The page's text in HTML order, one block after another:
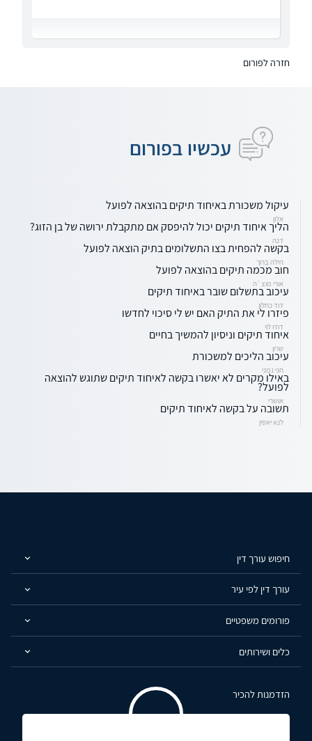
חזרה לפורום
עכשיו בפורום
עיקול משכורת באיחוד תיקים בהוצאה לפועל
אלון
הליך איחוד תיקים יכול להיפסק אם מתקבלת ירושה של בן הזוג?
דנה
בקשה להפחית בצו התשלומים בתיק הוצאה לפועל
הילה ברוך
חוב מכמה תיקים בהוצאה לפועל
אורי מוצ`ה
עיכוב בתשלום שובר באיחוד תיקים
דוד כחלון
פיזרו לי את התיק האם יש לי סיכוי לחדשו
דודו לוי
איחוד תיקים וניסיון להמשיך בחיים
שרון
עיכוב הליכים למשכורת
חני נמני
באילו מקרים לא יאשרו בקשה לאיחוד תיקים שתוגש להוצאה
לפועל?
אושרי
תשובה על בקשה לאיחוד תיקים
לנא יאסין
חיפוש עורך דין
עורך דין לפי עיר
פורומים משפטיים
כלים ושירותים
הזדמנות להכיר